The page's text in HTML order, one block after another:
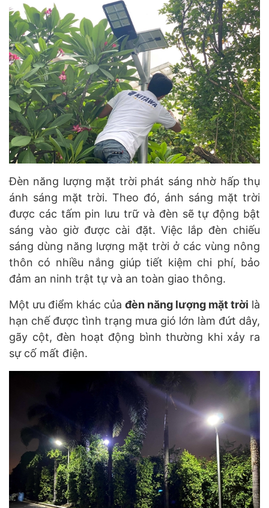
Đèn năng lượng mặt trời phát sáng nhờ hấp thụ
ánh sáng mặt trời. Theo đó, ánh sáng mặt trời
được các tấm pin lưu trữ và đèn sẽ tự động bật
sáng vào giờ được cài đặt. Việc lắp đèn chiếu
sáng dùng năng lượng mặt trời ở các vùng nông
thôn có nhiều nắng giúp tiết kiệm chi phí, bảo
đảm an ninh trật tự và an toàn giao thông.
Một ưu điểm khác của đèn năng lượng mặt trời là
hạn chế được tình trạng mưa gió lớn làm đứt dây,
gãy cột, đèn hoạt động bình thường khi xảy ra
sự cố mất điện.